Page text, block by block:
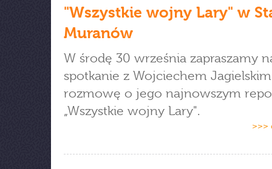
"Wszystkie wojny Lary" w
Muranów
W środę 30 września zapraszamy
spotkanie z Wojciechem
rozmowę o jego najnowszym
„Wszystkie wojny Lary".
>>>